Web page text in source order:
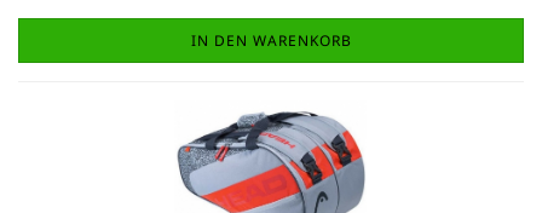
IN DEN WARENKORB